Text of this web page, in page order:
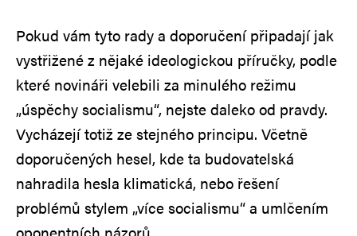
Pokud vám tyto rady a doporučení připadají jak
vystřižené z nějaké ideologickou příručky, podle
které novináři velebili za minulého režimu
„úspěchy socialismu“, nejste daleko od pravdy.
Vycházejí totiž ze stejného principu. Včetně
doporučených hesel, kde ta budovatelská
nahradila hesla klimatická, nebo řešení
problémů stylem „více socialismu“ a umlčením